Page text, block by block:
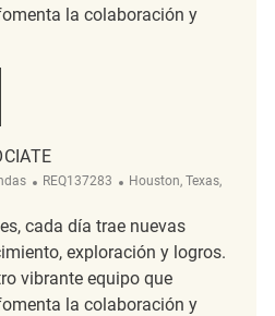
la colaboración y
REQ137825
Associate
ReqId
REQ137283 Ubicación
Houston, Texas,
cada día trae nuevas
exploración y logros.
vibrante equipo que
la colaboración y